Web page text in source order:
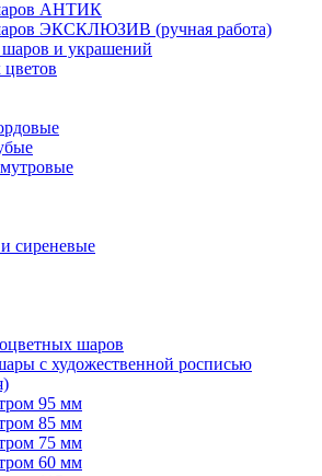
АНТИК
ЭКСКЛЮЗИВ (ручная работа)
и украшений
сиреневые
шаров
с художественной росписью
95 мм
85 мм
75 мм
60 мм